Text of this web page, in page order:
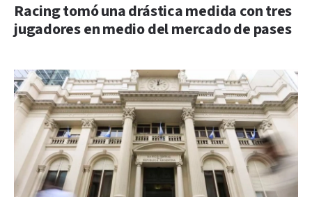
Racing tomó una drástica medida con tres
jugadores en medio del mercado de pases